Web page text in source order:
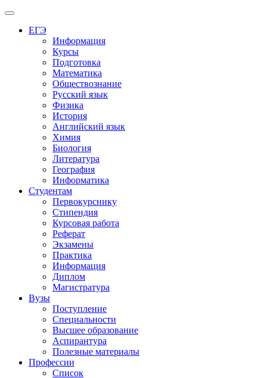
Меню
ЕГЭ
Информация
Курсы
Подготовка
Математика
Обществознание
Русский язык
Физика
История
Английский язык
Химия
Биология
Литература
География
Информатика
Студентам
Первокурснику
Стипендия
Курсовая работа
Реферат
Экзамены
Практика
Информация
Диплом
Магистратура
Вузы
Поступление
Специальности
Высшее образование
Аспирантура
Полезные материалы
Профессии
Список